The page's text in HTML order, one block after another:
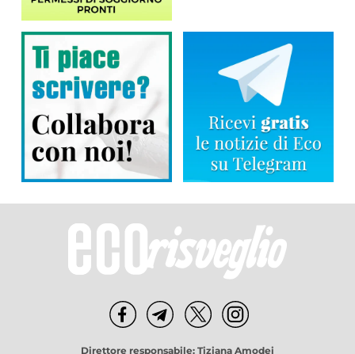
Direttore responsabile: Tiziana Amodei